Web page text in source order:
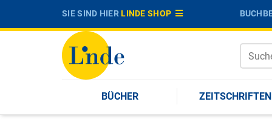
SIE SIND HIERLINDE SHOP
BÜCHER ZEITSCHRIFTEN